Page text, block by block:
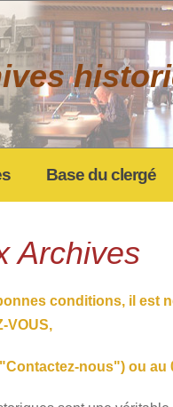
Base du clergé
Archives
conditions, il est
VOUS,
nous") ou au